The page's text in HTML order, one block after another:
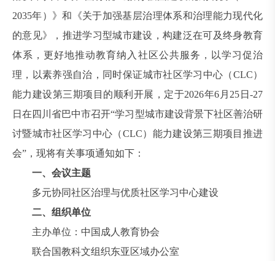
2035年）》和《关于加强基层治理体系和治理能力现代化
的意见》，推进学习型城市建设，构建泛在可及终身教育
体系，更好地推动教育纳入社区公共服务，以学习促治
理，以素养强自治，同时保证城市社区学习中心（CLC）
能力建设第三期项目的顺利开展，定于2026年6月25日-27
日在四川省巴中市召开“学习型城市建设背景下社区善治研
讨暨城市社区学习中心（CLC）能力建设第三期项目推进
会”，现将有关事项通知如下：
一、会议主题
多元协同社区治理与优质社区学习中心建设
二、组织单位
主办单位：中国成人教育协会
联合国教科文组织东亚区域办公室